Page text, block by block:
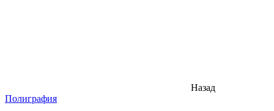
Назад
Полиграфия